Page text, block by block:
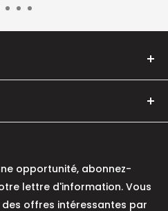
point de référence pour
les amateurs de produits
la foresterie et
l'artisanat dans divers
sur le marché des
opportunité, abonnez-
lettre d'information. Vous
offres intéressantes par